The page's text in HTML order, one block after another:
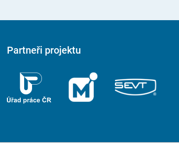
Partneři projektu